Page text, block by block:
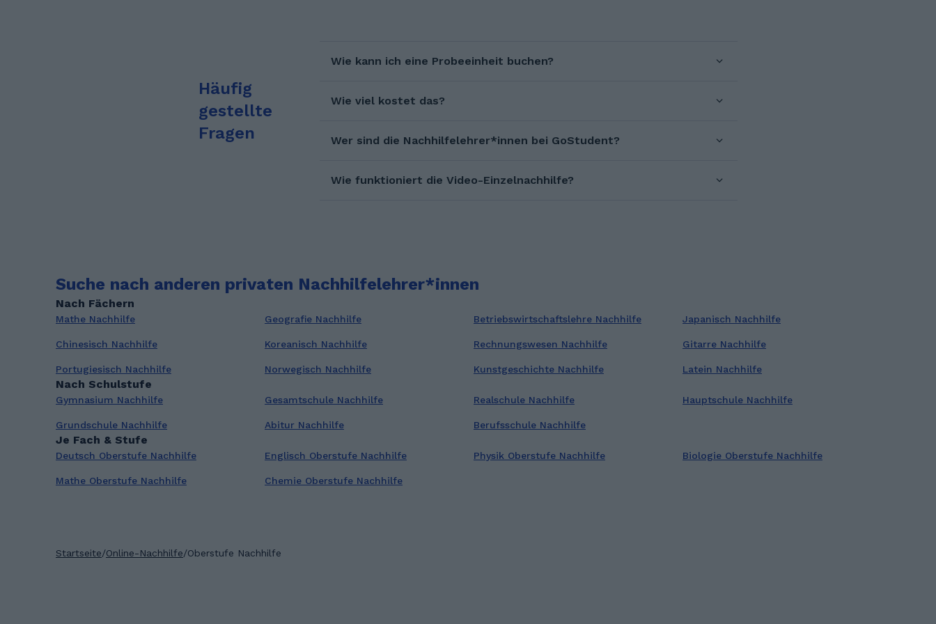
Häufig
gestellte
Fragen
Wie kann ich eine Probeeinheit buchen?
Wie viel kostet das?
Wer sind die Nachhilfelehrer*innen bei GoStudent?
Wie funktioniert die Video-Einzelnachhilfe?
Suche nach anderen privaten Nachhilfelehrer*innen
Nach Fächern
Mathe Nachhilfe Geografie Nachhilfe Betriebswirtschaftslehre Nachhilfe Japanisch Nachhilfe
Chinesisch Nachhilfe Koreanisch Nachhilfe Rechnungswesen Nachhilfe Gitarre Nachhilfe
Portugiesisch Nachhilfe Norwegisch Nachhilfe Kunstgeschichte Nachhilfe Latein Nachhilfe
Nach Schulstufe
Gymnasium Nachhilfe Gesamtschule Nachhilfe Realschule Nachhilfe Hauptschule Nachhilfe
Grundschule Nachhilfe Abitur Nachhilfe Berufsschule Nachhilfe
Je Fach & Stufe
Deutsch Oberstufe Nachhilfe Englisch Oberstufe Nachhilfe Physik Oberstufe Nachhilfe Biologie Oberstufe Nachhilfe
Mathe Oberstufe Nachhilfe Chemie Oberstufe Nachhilfe
Startseite/Online-Nachhilfe/Oberstufe Nachhilfe